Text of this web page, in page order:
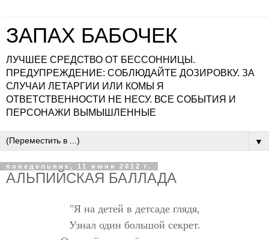
ЗАПАХ БАБОЧЕК
ЛУЧШЕЕ СРЕДСТВО ОТ БЕССОННИЦЫ.
ПРЕДУПРЕЖДЕНИЕ: СОБЛЮДАЙТЕ ДОЗИРОВКУ. ЗА
СЛУЧАИ ЛЕТАРГИИ ИЛИ КОМЫ Я
ОТВЕТСТВЕННОСТИ НЕ НЕСУ. ВСЕ СОБЫТИЯ И
ПЕРСОНАЖИ ВЫМЫШЛЕННЫЕ
▼
понедельник, 11 июня 2012 г.
АЛЬПИЙСКАЯ БАЛЛАДА
"Я на детей в детсаде глядя,
Узнал один большой секрет.